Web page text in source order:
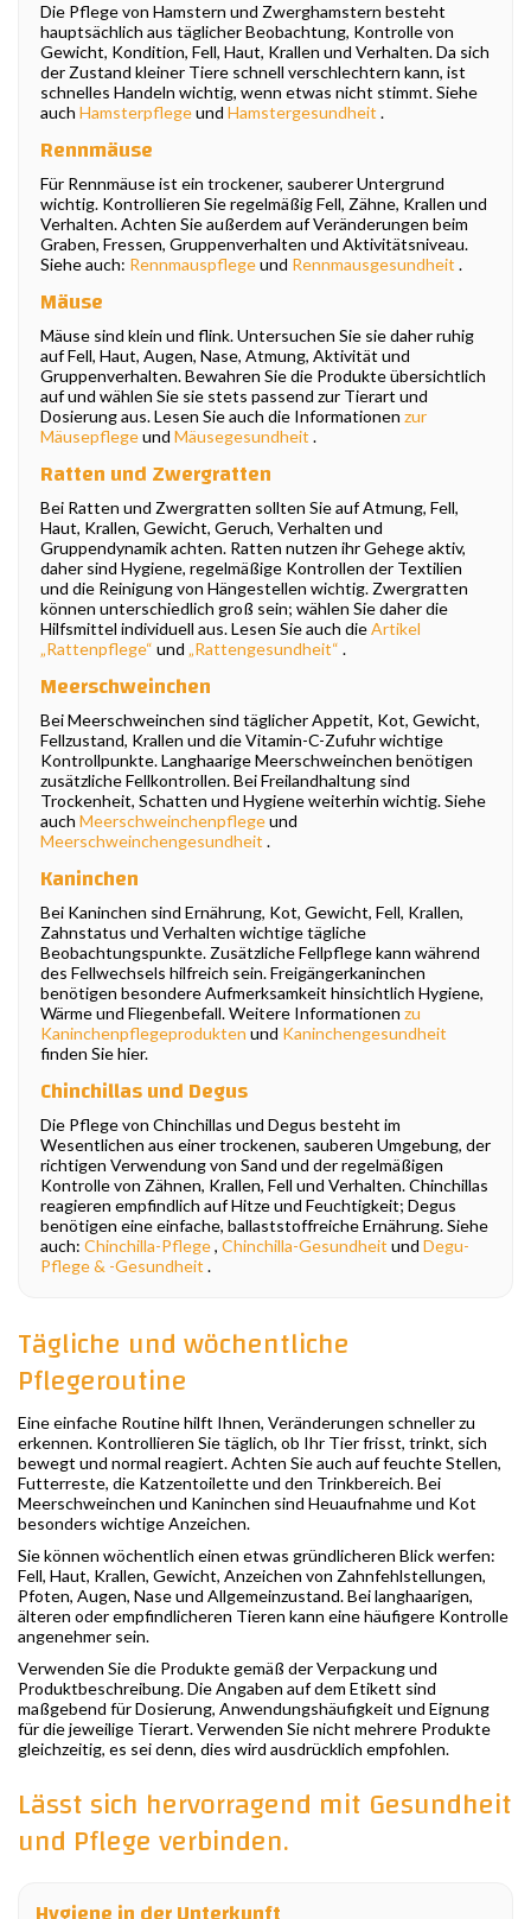
Die Pflege von Hamstern und Zwerghamstern besteht
hauptsächlich aus täglicher Beobachtung, Kontrolle von
Gewicht, Kondition, Fell, Haut, Krallen und Verhalten. Da sich
der Zustand kleiner Tiere schnell verschlechtern kann, ist
schnelles Handeln wichtig, wenn etwas nicht stimmt. Siehe
auch Hamsterpflegeund Hamstergesundheit .
Rennmäuse
Für Rennmäuse ist ein trockener, sauberer Untergrund
wichtig. Kontrollieren Sie regelmäßig Fell, Zähne, Krallen und
Verhalten. Achten Sie außerdem auf Veränderungen beim
Graben, Fressen, Gruppenverhalten und Aktivitätsniveau.
Siehe auch: Rennmauspflegeund Rennmausgesundheit .
Mäuse
Mäuse sind klein und flink. Untersuchen Sie sie daher ruhig
auf Fell, Haut, Augen, Nase, Atmung, Aktivität und
Gruppenverhalten. Bewahren Sie die Produkte übersichtlich
auf und wählen Sie sie stets passend zur Tierart und
Dosierung aus. Lesen Sie auch die Informationen zur
Mäusepflegeund Mäusegesundheit .
Ratten und Zwergratten
Bei Ratten und Zwergratten sollten Sie auf Atmung, Fell,
Haut, Krallen, Gewicht, Geruch, Verhalten und
Gruppendynamik achten. Ratten nutzen ihr Gehege aktiv,
daher sind Hygiene, regelmäßige Kontrollen der Textilien
und die Reinigung von Hängestellen wichtig. Zwergratten
können unterschiedlich groß sein; wählen Sie daher die
Hilfsmittel individuell aus. Lesen Sie auch dieArtikel
„Rattenpflege“ und „Rattengesundheit“ .
Meerschweinchen
Bei Meerschweinchen sind täglicher Appetit, Kot, Gewicht,
Fellzustand, Krallen und die Vitamin-C-Zufuhr wichtige
Kontrollpunkte. Langhaarige Meerschweinchen benötigen
zusätzliche Fellkontrollen. Bei Freilandhaltung sind
Trockenheit, Schatten und Hygiene weiterhin wichtig. Siehe
auch Meerschweinchenpflegeund
Meerschweinchengesundheit .
Kaninchen
Bei Kaninchen sind Ernährung, Kot, Gewicht, Fell, Krallen,
Zahnstatus und Verhalten wichtige tägliche
Beobachtungspunkte. Zusätzliche Fellpflege kann während
des Fellwechsels hilfreich sein. Freigängerkaninchen
benötigen besondere Aufmerksamkeit hinsichtlich Hygiene,
Wärme und Fliegenbefall. Weitere Informationen zu
Kaninchenpflegeprodukten und Kaninchengesundheit
finden Sie hier.
Chinchillas und Degus
Die Pflege von Chinchillas und Degus besteht im
Wesentlichen aus einer trockenen, sauberen Umgebung, der
richtigen Verwendung von Sand und der regelmäßigen
Kontrolle von Zähnen, Krallen, Fell und Verhalten. Chinchillas
reagieren empfindlich auf Hitze und Feuchtigkeit; Degus
benötigen eine einfache, ballaststoffreiche Ernährung. Siehe
auch: Chinchilla-Pflege, Chinchilla-Gesundheit und Degu-
Pflege & -Gesundheit .
Tägliche und wöchentliche
Pflegeroutine
Eine einfache Routine hilft Ihnen, Veränderungen schneller zu
erkennen. Kontrollieren Sie täglich, ob Ihr Tier frisst, trinkt, sich
bewegt und normal reagiert. Achten Sie auch auf feuchte Stellen,
Futterreste, die Katzentoilette und den Trinkbereich. Bei
Meerschweinchen und Kaninchen sind Heuaufnahme und Kot
besonders wichtige Anzeichen.
Sie können wöchentlich einen etwas gründlicheren Blick werfen:
Fell, Haut, Krallen, Gewicht, Anzeichen von Zahnfehlstellungen,
Pfoten, Augen, Nase und Allgemeinzustand. Bei langhaarigen,
älteren oder empfindlicheren Tieren kann eine häufigere Kontrolle
angenehmer sein.
Verwenden Sie die Produkte gemäß der Verpackung und
Produktbeschreibung. Die Angaben auf dem Etikett sind
maßgebend für Dosierung, Anwendungshäufigkeit und Eignung
für die jeweilige Tierart. Verwenden Sie nicht mehrere Produkte
gleichzeitig, es sei denn, dies wird ausdrücklich empfohlen.
Lässt sich hervorragend mit Gesundheit
und Pflege verbinden.